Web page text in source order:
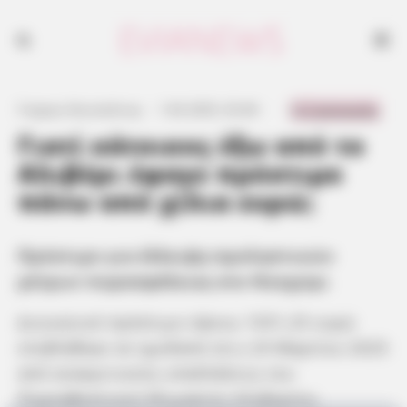
Γιατί κάτοικος έξω από το
Αλιβέρι έφαγε πρόστιμο
πάνω από χίλια ευρώ;
Πρόστιμο για έλλειψη προληπτικών
Πυροσβεστικού Κλιμακίου Αλιβερίου.